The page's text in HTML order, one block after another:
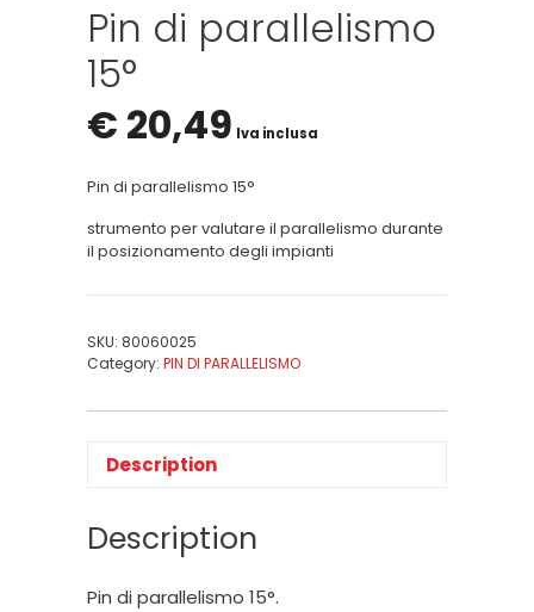
Pin di parallelismo
15°
€ 20,49 Iva inclusa
Pin di parallelismo 15°
strumento per valutare il parallelismo durante
il posizionamento degli impianti
SKU: 80060025
Category: PIN DI PARALLELISMO
Description
Description
Pin di parallelismo 15°.